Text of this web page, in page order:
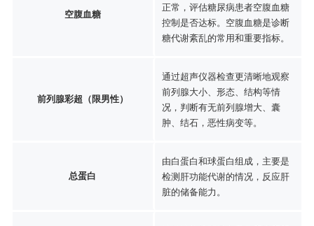
空腹血糖
正常，评估糖尿病患者空腹血糖
控制是否达标。空腹血糖是诊断
糖代谢紊乱的常用和重要指标。
前列腺彩超（限男性）
通过超声仪器检查更清晰地观察
前列腺大小、形态、结构等情
况，判断有无前列腺增大、囊
肿、结石，恶性病变等。
总蛋白
由白蛋白和球蛋白组成，主要是
检测肝功能代谢的情况，反应肝
脏的储备能力。